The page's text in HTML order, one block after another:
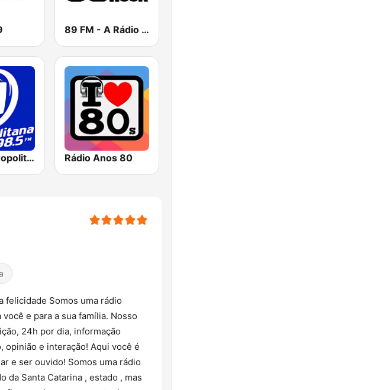
89 FM - A Rádio Rock
Rádio Metropolitana 98.5 FM Rádio Anos 80
felicidade Somos uma rádio
e para a sua família. Nosso
24h por dia, informação
opinião e interação! Aqui você é
e ser ouvido! Somos uma rádio
da Santa Catarina , estado , mas